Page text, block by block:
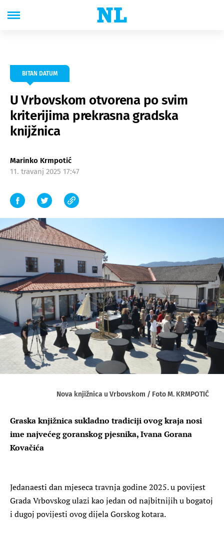
BITAN DATUM
U Vrbovskom otvorena po svim
kriterijima prekrasna gradska
knijžnica
Marinko Krmpotić
11. travanj 2025 17:47
Nova knjižnica u Vrbovskom / Foto M. KRMPOTIĆ
Graska knjižnica sukladno tradiciji ovog kraja nosi
ime najvećeg goranskog pjesnika, Ivana Gorana
Kovačića
Jedanaesti dan mjeseca travnja godine 2025. u povijest
Grada Vrbovskog ulazi kao jedan od najbitnijih u bogatoj
i dugoj povijesti ovog dijela Gorskog kotara.